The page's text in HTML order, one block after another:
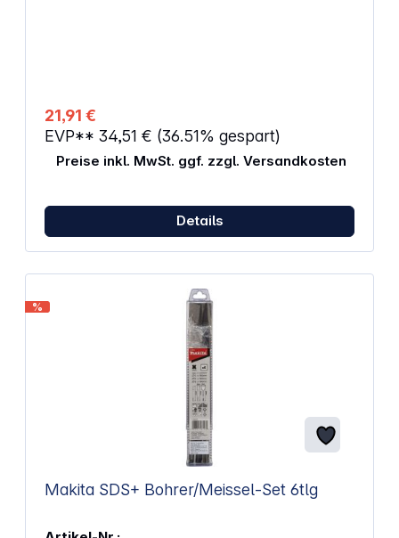
21,91 €
EVP** 34,51 € (36.51% gespart)
Preise inkl. MwSt. ggf. zzgl. Versandkosten
Details
%
Makita SDS+ Bohrer/Meissel-Set 6tlg